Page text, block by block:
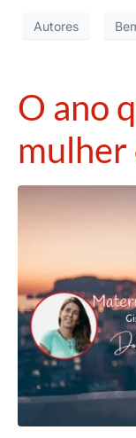
Autores
O ano
mulher